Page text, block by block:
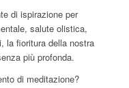
di ispirazione per
salute olistica,
la fioritura della nostra
più profonda.
di meditazione?